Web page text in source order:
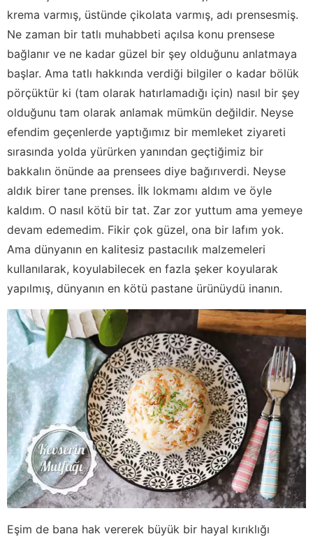
krema varmış, üstünde çikolata varmış, adı prensesmiş.
Ne zaman bir tatlı muhabbeti açılsa konu prensese
bağlanır ve ne kadar güzel bir şey olduğunu anlatmaya
başlar. Ama tatlı hakkında verdiği bilgiler o kadar bölük
pörçüktür ki (tam olarak hatırlamadığı için) nasıl bir şey
olduğunu tam olarak anlamak mümkün değildir. Neyse
efendim geçenlerde yaptığımız bir memleket ziyareti
sırasında yolda yürürken yanından geçtiğimiz bir
bakkalın önünde aa prensees diye bağırıverdi. Neyse
aldık birer tane prenses. İlk lokmamı aldım ve öyle
kaldım. O nasıl kötü bir tat. Zar zor yuttum ama yemeye
devam edemedim. Fikir çok güzel, ona bir lafım yok.
Ama dünyanın en kalitesiz pastacılık malzemeleri
kullanılarak, koyulabilecek en fazla şeker koyularak
yapılmış, dünyanın en kötü pastane ürünüydü inanın.
Eşim de bana hak vererek büyük bir hayal kırıklığı